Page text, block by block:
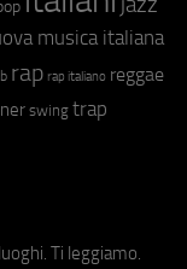
musica italiana
rap rap italiano reggae
swing trap
Ti leggiamo.